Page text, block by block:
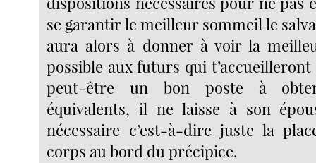
se garantir le meilleur sommeil le
aura alors à donner à voir la
possible aux futurs qui t’accueilleront
peut-être un bon poste à
équivalents, il ne laisse à son
nécessaire c’est-à-dire juste la
corps au bord du précipice.